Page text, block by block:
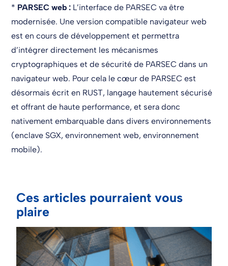
* PARSEC web : L’interface de PARSEC va être
modernisée. Une version compatible navigateur web
est en cours de développement et permettra
d’intégrer directement les mécanismes
cryptographiques et de sécurité de PARSEC dans un
navigateur web. Pour cela le cœur de PARSEC est
désormais écrit en RUST, langage hautement sécurisé
et offrant de haute performance, et sera donc
nativement embarquable dans divers environnements
(enclave SGX, environnement web, environnement
mobile).
Ces articles pourraient vous
plaire